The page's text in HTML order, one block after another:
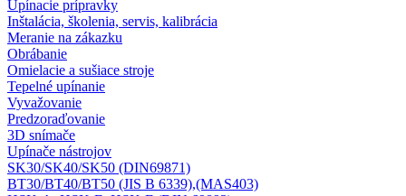
Upínacie prípravky
Inštalácia, školenia, servis, kalibrácia
Meranie na zákazku
Obrábanie
Omielacie a sušiace stroje
Tepelné upínanie
Vyvažovanie
Predzoraďovanie
3D snímače
Upínače nástrojov
SK30/SK40/SK50 (DIN69871)
BT30/BT40/BT50 (JIS B 6339),(MAS403)